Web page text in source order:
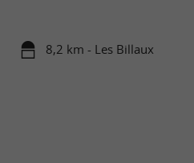
8,2 km - Les Billaux